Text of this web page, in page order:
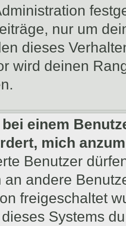
nur um
dieses
wird deinen
einem
mich
Benutzer
an andere
freigeschaltet
Systems